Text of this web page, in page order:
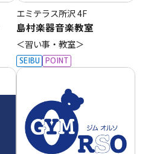
エミテラス所沢4F
島村楽器音楽教室
＜習い事・教室＞
SEIBU POINT